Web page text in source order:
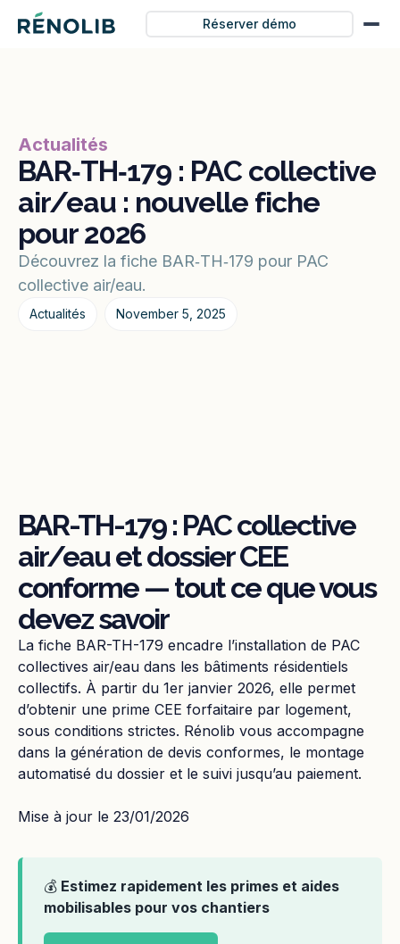
Réserver démo
Actualités
BAR‑TH‑179 : PAC collective
air/eau : nouvelle fiche
pour 2026
Découvrez la fiche BAR‑TH‑179 pour PAC
collective air/eau.
Actualités November 5, 2025
BAR-TH-179 : PAC collective
air/eau et dossier CEE
conforme — tout ce que vous
devez savoir
La fiche BAR-TH-179 encadre l’installation de PAC
collectives air/eau dans les bâtiments résidentiels
collectifs. À partir du 1er janvier 2026, elle permet
d’obtenir une prime CEE forfaitaire par logement,
sous conditions strictes. Rénolib vous accompagne
dans la génération de devis conformes, le montage
automatisé du dossier et le suivi jusqu’au paiement.
Mise à jour le 23/01/2026
💰 Estimez rapidement les primes et aides
mobilisables pour vos chantiers